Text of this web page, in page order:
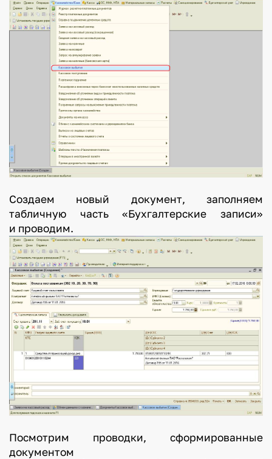
Создаем новый документ, заполняем
табличную часть «Бухгалтерские записи»
и проводим.
Посмотрим проводки, сформированные
документом